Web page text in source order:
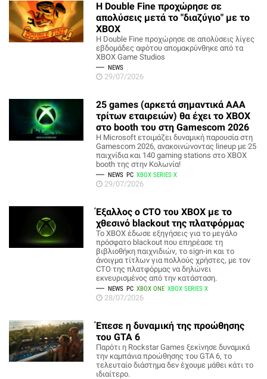
H Double Fine προχώρησε σε
απολύσεις μετά το "διαζύγιο" με το
XBOX
Η Double Fine προχώρησε σε απολύσεις λίγες
εβδομάδες αφότου απομακρύνθηκε από τα
XBOX Game Studios
NEWS
29/07/2026
25 games (αρκετά σημαντικά ΑΑΑ
τρίτων εταιρειών) θα έχει το XBOX
στο booth του στη Gamescom 2026
Η Microsoft ετοιμάζει δυναμική παρουσία στη
Gamescom 2026, ανακοινώνοντας lineup με 25
παιχνίδια και 140 gaming stations στο XBOX
booth της στην Κολωνία!
NEWS PC XBOX SERIES X
29/07/2026
Έξαλλος ο CTO του XBOX με το
χθεσινό blackout της πλατφόρμας
Το XBOX έδωσε εξηγήσεις για το μεγάλο
πρόσφατο blackout που επηρέασε τη
βιβλιοθήκη παιχνιδιών, το sign-in και το
άνοιγμα τίτλων για πολλούς χρήστες, με τον
CTO της πλατφόρμας να δηλώνει
εκνευρισμένος από την κατάσταση.
NEWS PC XBOX ONE XBOX SERIES X
28/07/2026
Έπεσε η δυναμική της προώθησης
του GTA 6
Παρότι η Rockstar Games ξεκίνησε δυναμικά
την καμπάνια προώθησης του GTA 6, το
τελευταίο διάστημα δεν έχουμε μάθει κάτι το
ιδιαίτερο.